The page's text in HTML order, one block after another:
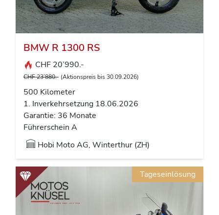
BMW R 1300 RS
CHF 20’990.-
CHF 23’880.- (Aktionspreis bis 30.09.2026)
500 Kilometer
1. Inverkehrsetzung 18.06.2026
Garantie: 36 Monate
Führerschein A
Hobi Moto AG, Winterthur (ZH)
Tageseinlösung